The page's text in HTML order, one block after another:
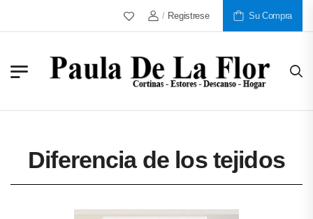
Más De 30 Años Al Servicio De Nuestros
/ Registrese Su Compra
Diferencia de los tejidos